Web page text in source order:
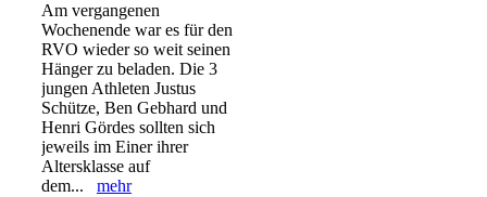
Am vergangenen
Wochenende war es für den
RVO wieder so weit seinen
Hänger zu beladen. Die 3
jungen Athleten Justus
Schütze, Ben Gebhard und
Henri Gördes sollten sich
jeweils im Einer ihrer
Altersklasse auf
dem... mehr